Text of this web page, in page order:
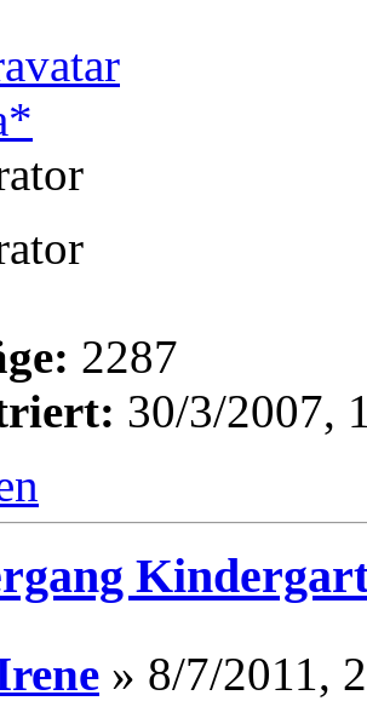
2287
30/3/2007,
» 8/7/2011,